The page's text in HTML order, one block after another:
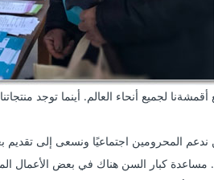
مساعدة كبار السن هناك في بعض الأعمال